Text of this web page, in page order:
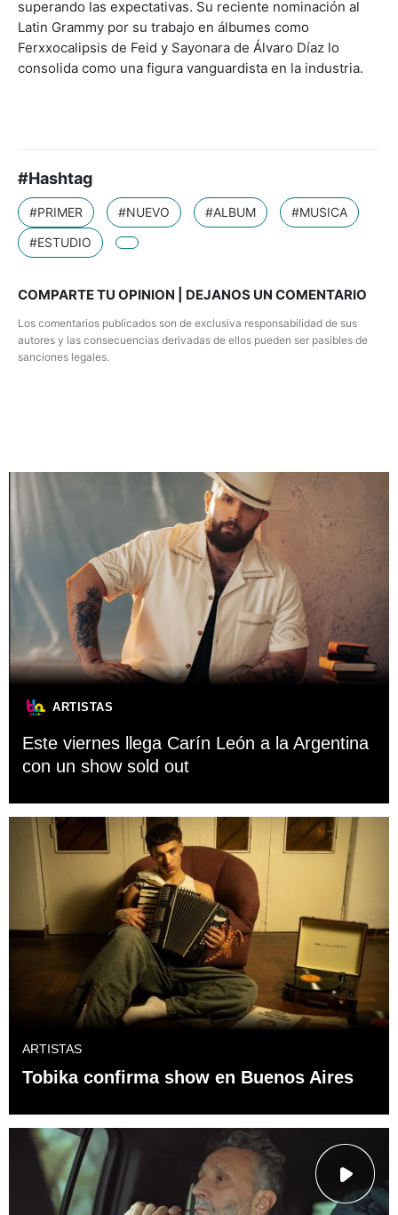
superando las expectativas. Su reciente nominación al
Latin Grammy por su trabajo en álbumes como
Ferxxocalipsis de Feid y Sayonara de Álvaro Díaz lo
consolida como una figura vanguardista en la industria.
#Hashtag
#PRIMER #NUEVO #ALBUM
#MUSICA
#ESTUDIO
COMPARTE TU OPINION | DEJANOS UN COMENTARIO
Los comentarios publicados son de exclusiva responsabilidad de sus
autores y las consecuencias derivadas de ellos pueden ser pasibles de
sanciones legales.
ARTISTAS
Este viernes llega Carín León a la Argentina
con un show sold out
ARTISTAS
Tobika confirma show en Buenos Aires